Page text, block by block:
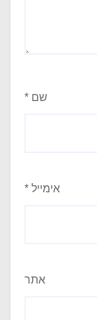
שם *
אימייל *
אתר